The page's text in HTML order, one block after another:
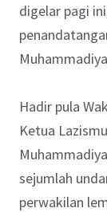
digelar pagi
Hadir pula
Ketua
sejumlah
perwakilan